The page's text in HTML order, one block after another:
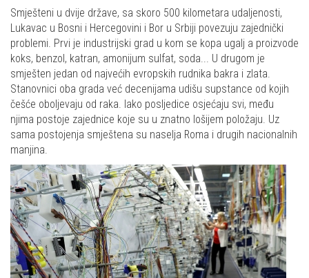
Smješteni u dvije države, sa skoro 500 kilometara udaljenosti,
Lukavac u Bosni i Hercegovini i Bor u Srbiji povezuju zajednički
problemi. Prvi je industrijski grad u kom se kopa ugalj a proizvode
koks, benzol, katran, amonijum sulfat, soda... U drugom je
smješten jedan od najvećih evropskih rudnika bakra i zlata.
Stanovnici oba grada već decenijama udišu supstance od kojih
češće oboljevaju od raka. Iako posljedice osjećaju svi, među
njima postoje zajednice koje su u znatno lošijem položaju. Uz
sama postojenja smještena su naselja Roma i drugih nacionalnih
manjina.